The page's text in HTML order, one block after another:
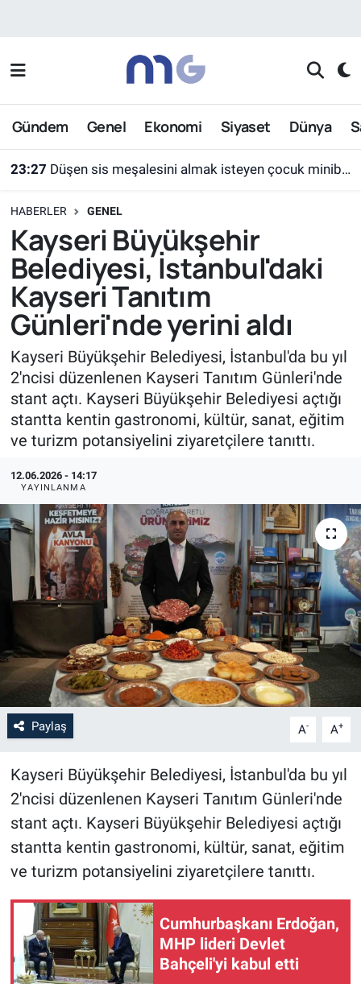
Gündem Genel Ekonomi Siyaset Dünya
23:27 Düşen sis meşalesini almak isteyen çocuk minibüsün altında kaldı
HABERLER GENEL
Kayseri Büyükşehir
Belediyesi, İstanbul'daki
Kayseri Tanıtım
Günleri'nde yerini aldı
Kayseri Büyükşehir Belediyesi, İstanbul'da bu yıl
2'ncisi düzenlenen Kayseri Tanıtım Günleri'nde
stant açtı. Kayseri Büyükşehir Belediyesi açtığı
stantta kentin gastronomi, kültür, sanat, eğitim
ve turizm potansiyelini ziyaretçilere tanıttı.
12.06.2026 - 14:17
YAYINLANMA
Paylaş A- A+
Kayseri Büyükşehir Belediyesi, İstanbul'da bu yıl
2'ncisi düzenlenen Kayseri Tanıtım Günleri'nde
stant açtı. Kayseri Büyükşehir Belediyesi açtığı
stantta kentin gastronomi, kültür, sanat, eğitim
ve turizm potansiyelini ziyaretçilere tanıttı.
Cumhurbaşkanı Erdoğan,
MHP lideri Devlet
Bahçeli'yi kabul etti
Nöbetçi Eczaneler
Hava Durumu
Süper Lig Puan Durumu ve Fikstür
Tüm Manşetler
Son Dakika Haberleri
Haber Arşivi